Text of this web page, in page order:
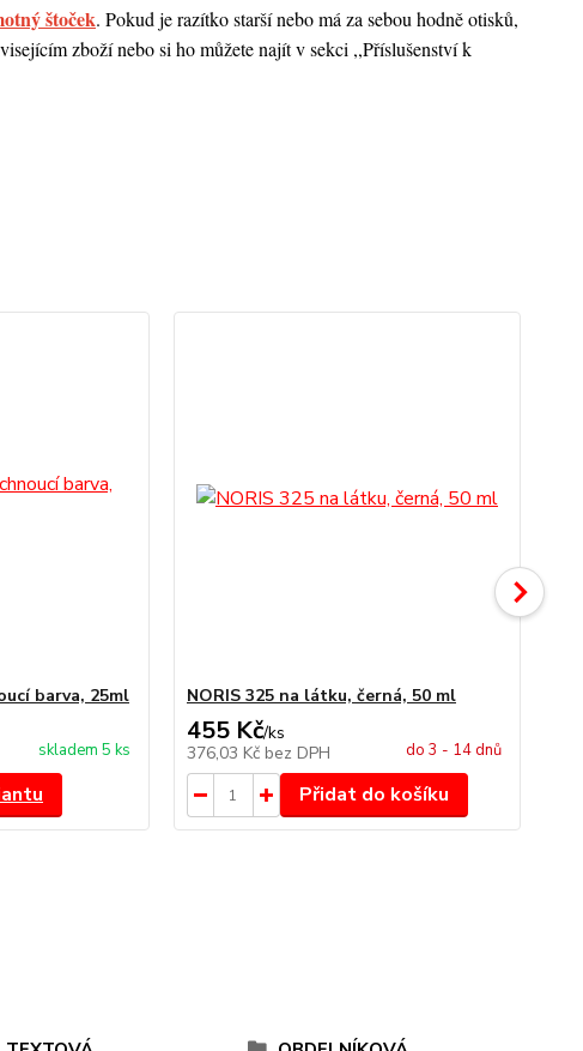
štoček. Pokud je razítko starší nebo má za sebou hodně otisků,
zboží nebo si ho můžete najít v sekci ,,Příslušenství k
barva, 25ml
skladem 5 ks
NORIS 325 na látku, černá, 50 ml
455 Kč/ks
376,03 Kč bez DPH do 3 - 14 dnů
Přidat do košíku